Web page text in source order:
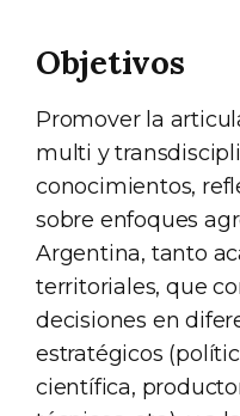
Objetivos
Promover la
multi y
conocimientos,
sobre enfoques
Argentina, tanto
territoriales, que
decisiones en
estratégicos
científica,